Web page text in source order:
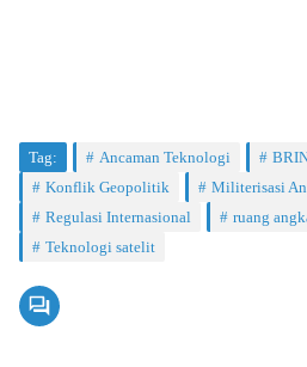
Tag: Ancaman Teknologi
Konflik Geopolitik
Militerisasi
Regulasi Internasional
ruang
Teknologi satelit